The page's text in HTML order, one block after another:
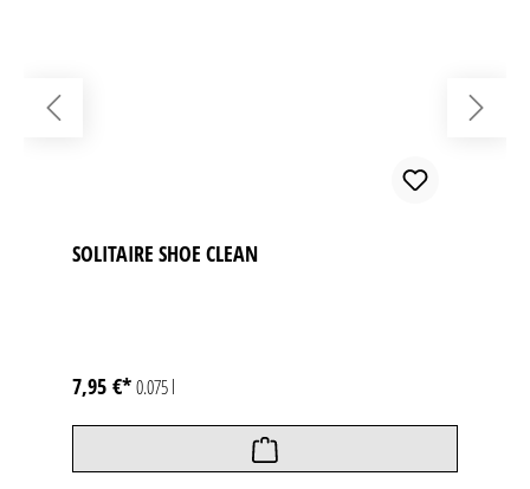
SOLITAIRE SHOE CLEAN
7,95 €*0.075 l